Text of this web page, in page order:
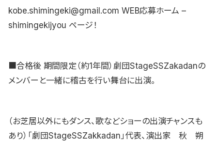
kobe.shimingeki@gmail.com WEB応募ホーム –
shimingekijyou ページ！
■合格後 期間限定（約1年間）劇団StageSSZakadanの
メンバーと一緒に稽古を行い舞台に出演。
（お芝居以外にもダンス、歌などショーの出演チャンスも
あり）「劇団StageSSZakkadan」代表、演出家 秋 朔